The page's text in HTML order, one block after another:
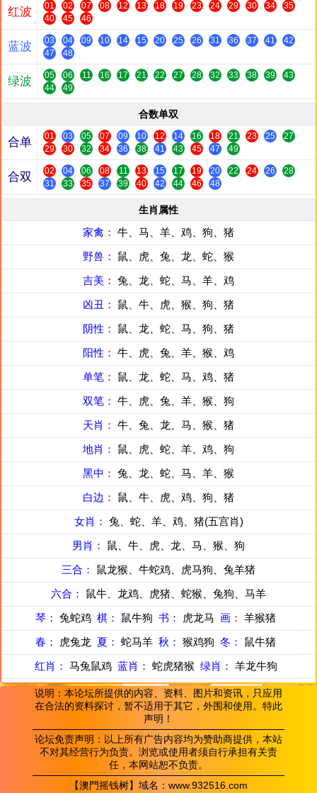
红波 01 02 07 08 12 13 18 19 23 24 29 30 34
35
40
45 46
蓝波 03 04 09 10 14 15 20 25 26 31 36 37 41
42
47
48
绿波 05 06 11 16 17 21 22 27 28 32 33 38 39
43
44
49
合数单双
合单 01 03 05 07 09 10 12 14 16 18 21 23 25
27
29
30 32 34 36 38 41 43 45 47 49
合双 02 04 06 08 11 13 15 17 19 20 22 24 26
28
31
33 35 37 39 40 42 44 46 48
生肖属性
家禽： 牛、马、羊、鸡、狗、猪
野兽： 鼠、虎、兔、龙、蛇、猴
吉美： 兔、龙、蛇、马、羊、鸡
凶丑： 鼠、牛、虎、猴、狗、猪
阴性： 鼠、龙、蛇、马、狗、猪
阳性： 牛、虎、兔、羊、猴、鸡
单笔： 鼠、龙、蛇、马、鸡、猪
双笔： 牛、虎、兔、羊、猴、狗
天肖： 牛、兔、龙、马、猴、猪
地肖： 鼠、虎、蛇、羊、鸡、狗
黑中： 兔、龙、蛇、马、羊、猴
白边： 鼠、牛、虎、鸡、狗、猪
女肖： 兔、蛇、羊、鸡、猪(五宫肖)
男肖： 鼠、牛、虎、龙、马、猴、狗
三合： 鼠龙猴、牛蛇鸡、虎马狗、兔羊猪
六合： 鼠牛、龙鸡、虎猪、蛇猴、兔狗、马羊
琴： 兔蛇鸡 棋： 鼠牛狗 书： 虎龙马 画： 羊猴猪
春：
虎兔龙 夏： 蛇马羊 秋： 猴鸡狗 冬： 鼠牛猪
红肖： 马兔鼠鸡 蓝肖： 蛇虎猪猴 绿肖： 羊龙牛狗
说明：本论坛所提供的内容、资料、图片和资讯，只应用
在合法的资料探讨，暂不适用于其它，外围和使用。特此
声明！
论坛免责声明：以上所有广告内容均为赞助商提供，本站
不对其经营行为负责。浏览或使用者须自行承担有关责
任，本网站恕不负责。
【澳門摇钱树】域名：www.932516.com